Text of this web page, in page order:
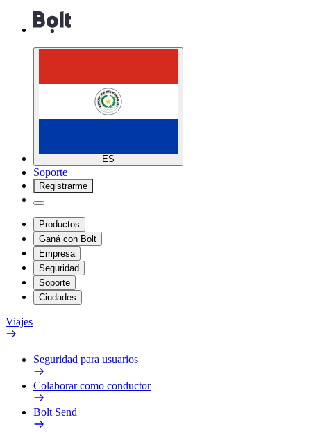
ES
Soporte
Registrarme
Productos
Ganá con Bolt
Empresa
Seguridad
Soporte
Ciudades
Viajes
Seguridad para usuarios
Colaborar como conductor
Bolt Send